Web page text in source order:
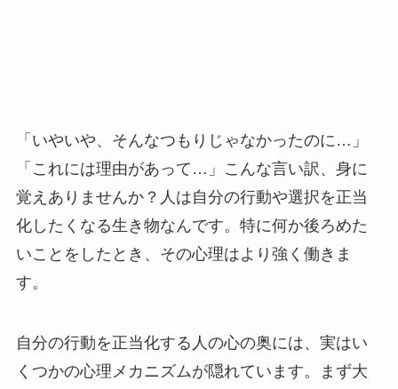
「いやいや、そんなつもりじゃなかったのに…」
「これには理由があって…」こんな言い訳、身に
覚えありませんか？人は自分の行動や選択を正当
化したくなる生き物なんです。特に何か後ろめた
いことをしたとき、その心理はより強く働きま
す。
自分の行動を正当化する人の心の奥には、実はい
くつかの心理メカニズムが隠れています。まず大